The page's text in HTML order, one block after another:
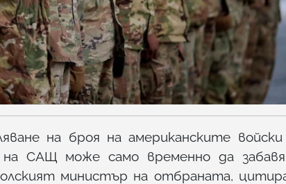
на броя на американските
САЩ може само временно да
министър на отбраната,